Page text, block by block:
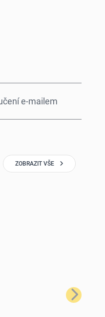
e-mailem
ZOBRAZIT VŠE
Další